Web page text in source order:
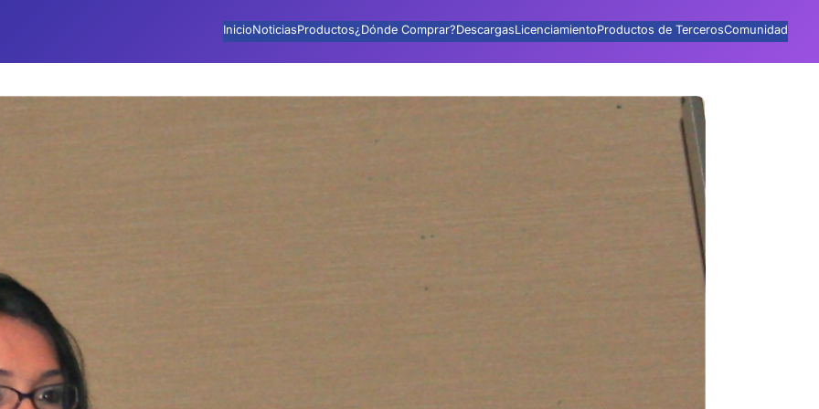
InicioNoticiasProductos¿Dónde Comprar?DescargasLicenciamientoProductos de TercerosComunidad